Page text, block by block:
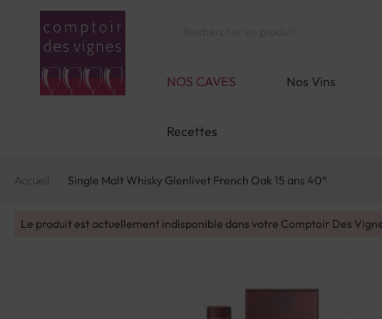
NOS CAVES Nos Vins
Recettes
Accueil Single Malt Whisky Glenlivet French Oak 15 ans 40°
Le produit est actuellement indisponible dans votre Comptoir Des